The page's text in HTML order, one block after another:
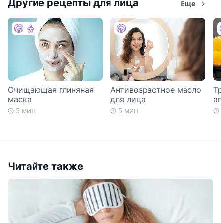
Другие рецепты для лица Еще
Очищающая глиняная
маска
5 мин
Антивозрастное масло
для лица
5 мин
Читайте также